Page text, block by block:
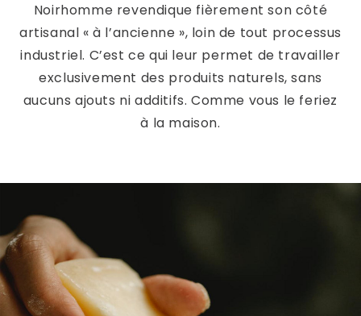
Noirhomme revendique fièrement son côté
artisanal « à l’ancienne », loin de tout processus
industriel. C’est ce qui leur permet de travailler
exclusivement des produits naturels, sans
aucuns ajouts ni additifs. Comme vous le feriez
à la maison.